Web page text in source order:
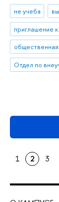
не учеба
приглашение
1 2 3